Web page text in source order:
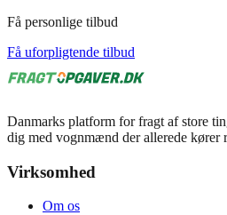
Få personlige tilbud
Få uforpligtende tilbud
Danmarks platform for fragt af store
dig med vognmænd der allerede kører
Virksomhed
Om os